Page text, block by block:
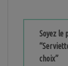
Soyez le
choix”